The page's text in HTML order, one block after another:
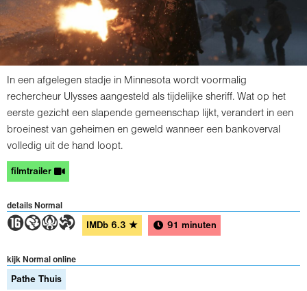
In een afgelegen stadje in Minnesota wordt voormalig
rechercheur Ulysses aangesteld als tijdelijke sheriff. Wat op het
eerste gezicht een slapende gemeenschap lijkt, verandert in een
broeinest van geheimen en geweld wanneer een bankoverval
volledig uit de hand loopt.
filmtrailer
details Normal
6GAT IMDb 6.3 ★ 91 minuten
kijk Normal online
Pathe Thuis